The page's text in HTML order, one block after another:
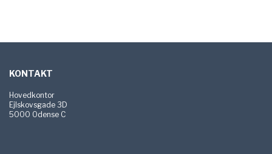
KONTAKT
Hovedkontor
Ejlskovsgade 3D
5000 Odense C